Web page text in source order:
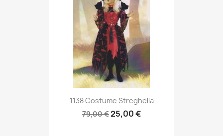
1138 Costume Streghella
79,00 €25,00 €